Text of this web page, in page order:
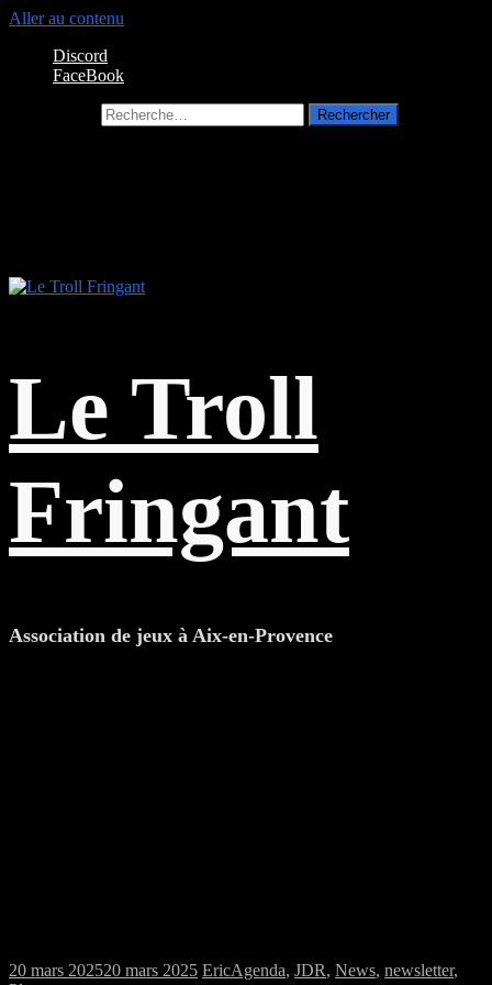
Aller au contenu
Discord
FaceBook
Le Troll
Fringant
Association de jeux à Aix-en-Provence
20 mars 202520 mars 2025 EricAgenda, JDR, News, newsletter,